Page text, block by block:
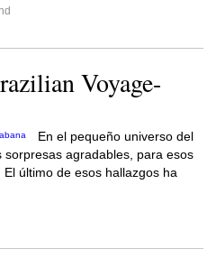
Voyage-
En el pequeño universo del
sorpresas agradables, para esos
último de esos hallazgos ha